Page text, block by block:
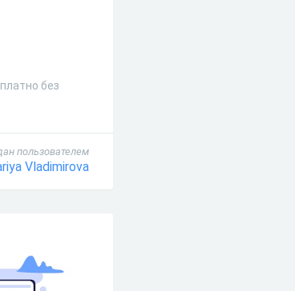
без
пользователем
Vladimirova